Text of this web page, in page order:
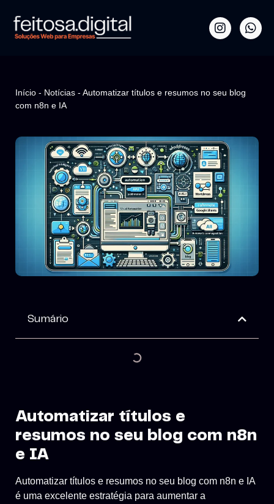
Início - Notícias - Automatizar títulos e resumos no seu blog
com n8n e IA
Sumário
Automatizar títulos e
resumos no seu blog com n8n
e IA
Automatizar títulos e resumos no seu blog com n8n e IA
é uma excelente estratégia para aumentar a